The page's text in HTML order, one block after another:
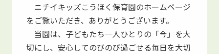
ニチイキッズこうほく保育園のホームページ
をご覧いただき、ありがとうございます。
当園は、子どもたち一人ひとりの「今」を大
切にし、安心してのびのび過ごせる毎日を大切